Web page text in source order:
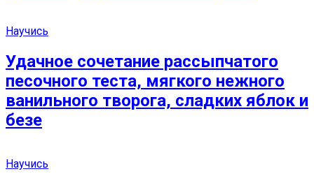
Научись
Удачное сочетание рассыпчатого
песочного теста, мягкого нежного
ванильного творога, сладких яблок и
безе
Научись